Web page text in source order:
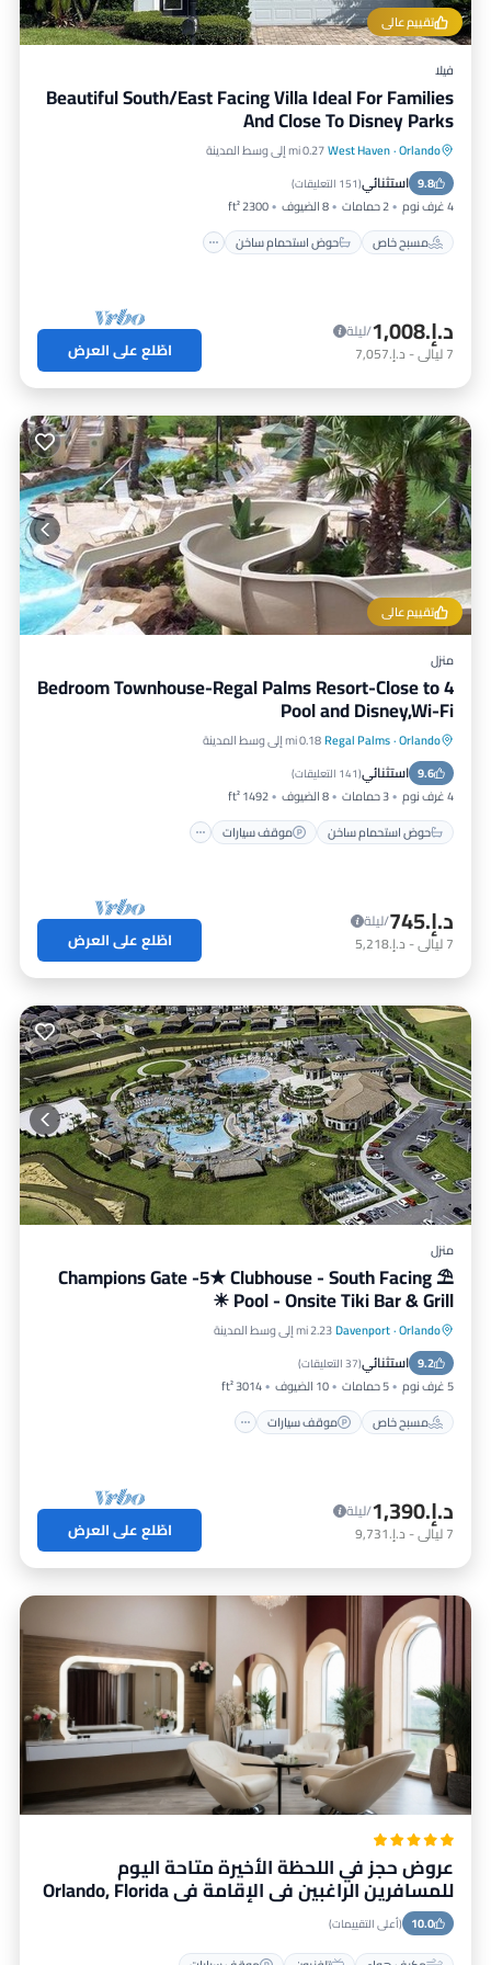
تقييم عالي
فيلا
Beautiful South/East Facing Villa Ideal For Families
And Close To Disney Parks
Orlando
·
West Haven0.27 mi إلى وسط المدينة
9.8 استثنائي(151 التعليقات )
4 غرف نوم 2 حمامات 8 الضيوف
2300 ft²
مسبح خاص
حوض استحمام ساخن
مسبح خاص
حوض استحمام ساخن
موقف سيارات
د.إ.‏1,008
/ليلة
7ليالي- د.إ.‏7,057 اطّلع على العرض
تقييم عالي
منزل
4 Bedroom Townhouse-Regal Palms Resort-Close to
Pool and Disney,Wi-Fi
Orlando
·
Regal Palms0.18 mi إلى وسط المدينة
9.6 استثنائي(141 التعليقات )
4 غرف نوم 3 حمامات 8 الضيوف
1492 ft²
حوض استحمام ساخن
موقف سيارات
حوض استحمام ساخن
موقف سيارات
مسبح
سبا
د.إ.‏745
/ليلة
7ليالي- د.إ.‏5,218 اطّلع على العرض
منزل
⛱ Champions Gate -5★ Clubhouse - South Facing
Pool - Onsite Tiki Bar & Grill ☀
Orlando
·
Davenport2.23 mi إلى وسط المدينة
9.2 استثنائي(37 التعليقات )
5 غرف نوم 5 حمامات 10 الضيوف
3014 ft²
مسبح خاص
موقف سيارات
مسبح خاص موقف سيارات
إطلالة على المحيط
د.إ.‏1,390
/ليلة
7ليالي- د.إ.‏9,731 اطّلع على العرض
عروض حجز في اللحظة الأخيرة متاحة اليوم
للمسافرين الراغبين في الإقامة في Orlando, Florida
10.0 (أعلى التقييمات)